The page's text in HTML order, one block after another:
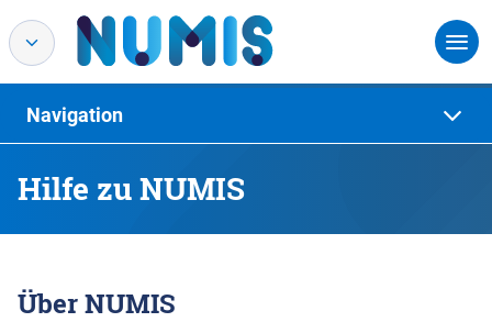
Hilfe zu NUMIS
Navigation
Über NUMIS